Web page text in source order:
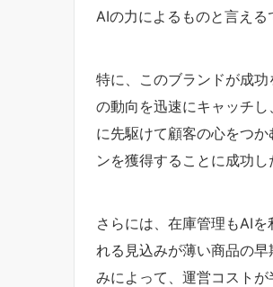
AIの力によるものと言える
特に、このブランドが成
の動向を迅速にキャッチ
に先駆けて顧客の心をつ
ンを獲得することに成功
さらには、在庫管理もAI
れる見込みが薄い商品の
みによって、運営コスト